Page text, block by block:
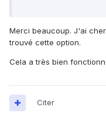
Merci beaucoup. J'ai
trouvé cette option.
Cela a très bien
Citer